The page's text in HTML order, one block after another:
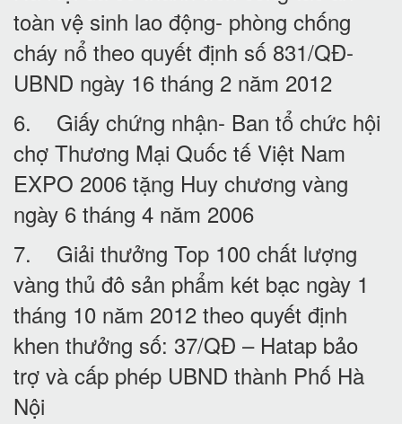
toàn vệ sinh lao động- phòng chống
cháy nổ theo quyết định số 831/QĐ-
UBND ngày 16 tháng 2 năm 2012
6. Giấy chứng nhận- Ban tổ chức hội
chợ Thương Mại Quốc tế Việt Nam
EXPO 2006 tặng Huy chương vàng
ngày 6 tháng 4 năm 2006
7. Giải thưởng Top 100 chất lượng
vàng thủ đô sản phẩm két bạc ngày 1
tháng 10 năm 2012 theo quyết định
khen thưởng số: 37/QĐ – Hatap bảo
trợ và cấp phép UBND thành Phố Hà
Nội